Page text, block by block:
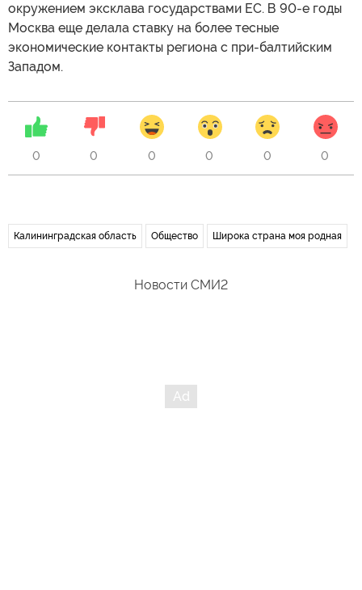
окружением эксклава государствами ЕС. В 90-е годы
Москва еще делала ставку на более тесные
экономические контакты региона с при-балтийским
Западом.
0 0 0 0 0 0
Калининградская область Общество Широка страна моя родная
Новости СМИ2